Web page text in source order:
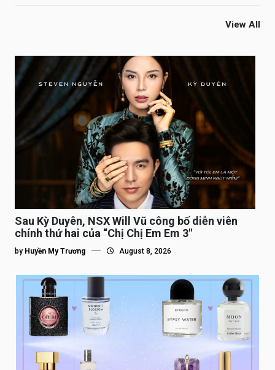
View All
Sau Kỳ Duyên, NSX Will Vũ công bố diễn viên
chính thứ hai của “Chị Chị Em Em 3″
by Huyền My Trương August 8, 2026